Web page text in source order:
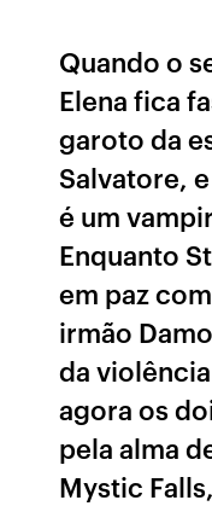
Quando o
Elena fica
garoto da
Salvatore,
é um
Enquanto
em paz
irmão
da
agora os
pela alma
Mystic